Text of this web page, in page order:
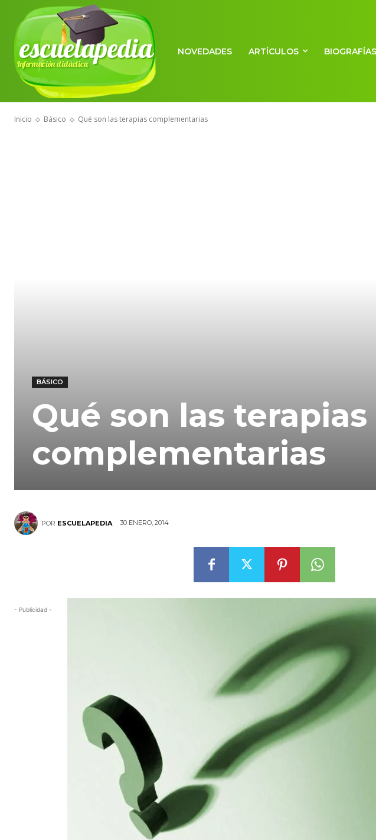
escuelapedia
Información didáctica
NOVEDADES ARTÍCULOS BIOGRAFÍAS
Inicio Básico Qué son las terapias complementarias
BÁSICO
Qué son las terapias
complementarias
POR ESCUELAPEDIA 30 ENERO, 2014
- Publicidad -